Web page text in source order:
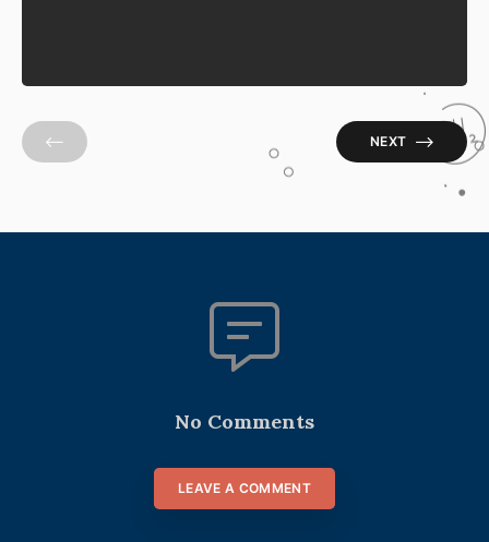
NEXT
No Comments
LEAVE A COMMENT